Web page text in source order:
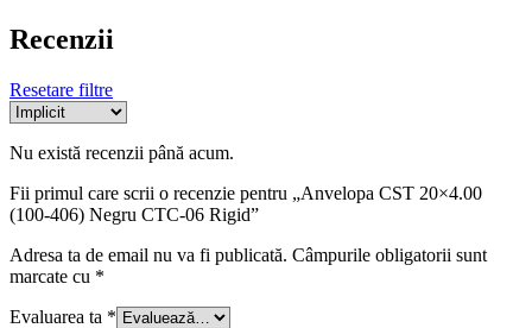
Recenzii
Resetare filtre
Nu există recenzii până acum.
Fii primul care scrii o recenzie pentru „Anvelopa CST 20×4.00
(100-406) Negru CTC-06 Rigid”
Adresa ta de email nu va fi publicată. Câmpurile obligatorii sunt
marcate cu *
Evaluarea ta *